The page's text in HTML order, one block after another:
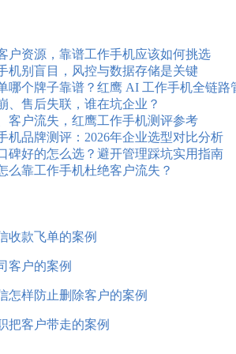
户资源，靠谱工作手机应该如何挑选
机别盲目，风控与数据存储是关键
哪个牌子靠谱？红鹰 AI 工作手机全链路
、售后失联，谁在坑企业？
客户流失，红鹰工作手机测评参考
机品牌测评：2026年企业选型对比分析
碑好的怎么选？避开管理踩坑实用指南
么靠工作手机杜绝客户流失？